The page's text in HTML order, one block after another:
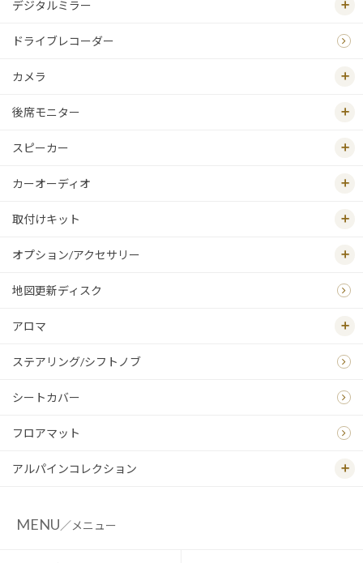
デジタルミラー
ドライブレコーダー
カメラ
後席モニター
スピーカー
カーオーディオ
取付けキット
オプション/アクセサリー
地図更新ディスク
アロマ
ステアリング/シフトノブ
シートカバー
フロアマット
アルパインコレクション
MENU／メニュー